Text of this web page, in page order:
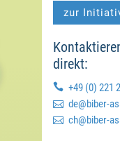
zur
direkt:
 +49 (0) 221

